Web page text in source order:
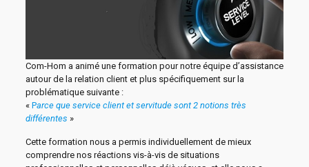
Com-Hom a animé une formation pour notre équipe d’assistance
autour de la relation client et plus spécifiquement sur la
problématique suivante :
« Parce que service client et servitude sont 2 notions très
différentes »
Cette formation nous a permis individuellement de mieux
comprendre nos réactions vis-à-vis de situations